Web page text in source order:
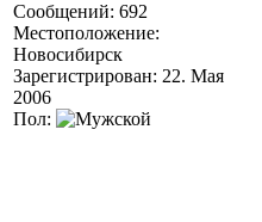
Сообщений: 692
Местоположение:
Новосибирск
Зарегистрирован: 22. Мая
2006
Пол: